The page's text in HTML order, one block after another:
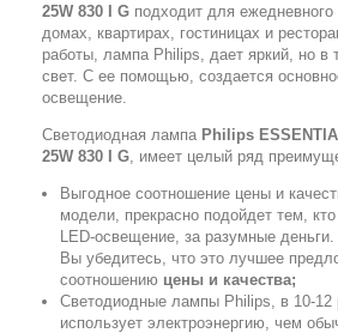
25W 830 I G подходит для ежедневного
домах, квартирах, гостиницах и
работы, лампа Philips, дает яркий, но в
свет. С ее помощью, создается
освещение.
Светодиодная лампа Philips
25W 830 I G, имеет целый ряд
Выгодное соотношение цены и
модели, прекрасно подойдет тем,
LED-освещение, за разумные
Вы убедитесь, что это лучшее
соотношению цены и качества;
Светодиодные лампы Philips, в 10-12
использует электроэнергию, чем